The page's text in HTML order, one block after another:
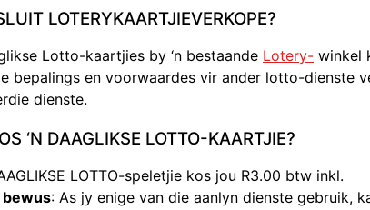
LOTERYKAARTJIEVERKOPE?
Lotto-kaartjies by ‘n bestaande Lotery- winkel
bepalings en voorwaardes vir ander lotto-dienste
dienste.
‘N DAAGLIKSE LOTTO-KAARTJIE?
LOTTO-speletjie kos jou R3.00 btw inkl.
bewus: As jy enige van die aanlyn dienste gebruik,